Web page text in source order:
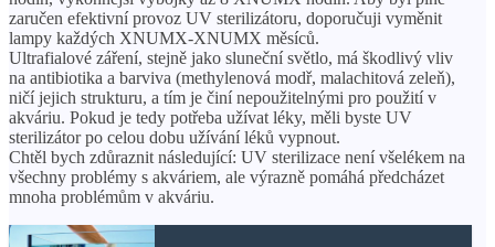
zaručen efektivní provoz UV sterilizátoru, doporučuji vyměnit
lampy každých XNUMX-XNUMX měsíců.
Ultrafialové záření, stejně jako sluneční světlo, má škodlivý vliv
na antibiotika a barviva (methylenová modř, malachitová zeleň),
ničí jejich strukturu, a tím je činí nepoužitelnými pro použití v
akváriu. Pokud je tedy potřeba užívat léky, měli byste UV
sterilizátor po celou dobu užívání léků vypnout.
Chtěl bych zdůraznit následující: UV sterilizace není všelékem na
všechny problémy s akváriem, ale výrazně pomáhá předcházet
mnoha problémům v akváriu.